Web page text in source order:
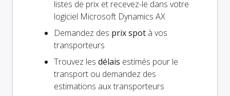
listes de prix et recevez-le dans votre
logiciel Microsoft Dynamics AX
Demandez des prix spot à vos
transporteurs
Trouvez les délais estimés pour le
transport ou demandez des
estimations aux transporteurs